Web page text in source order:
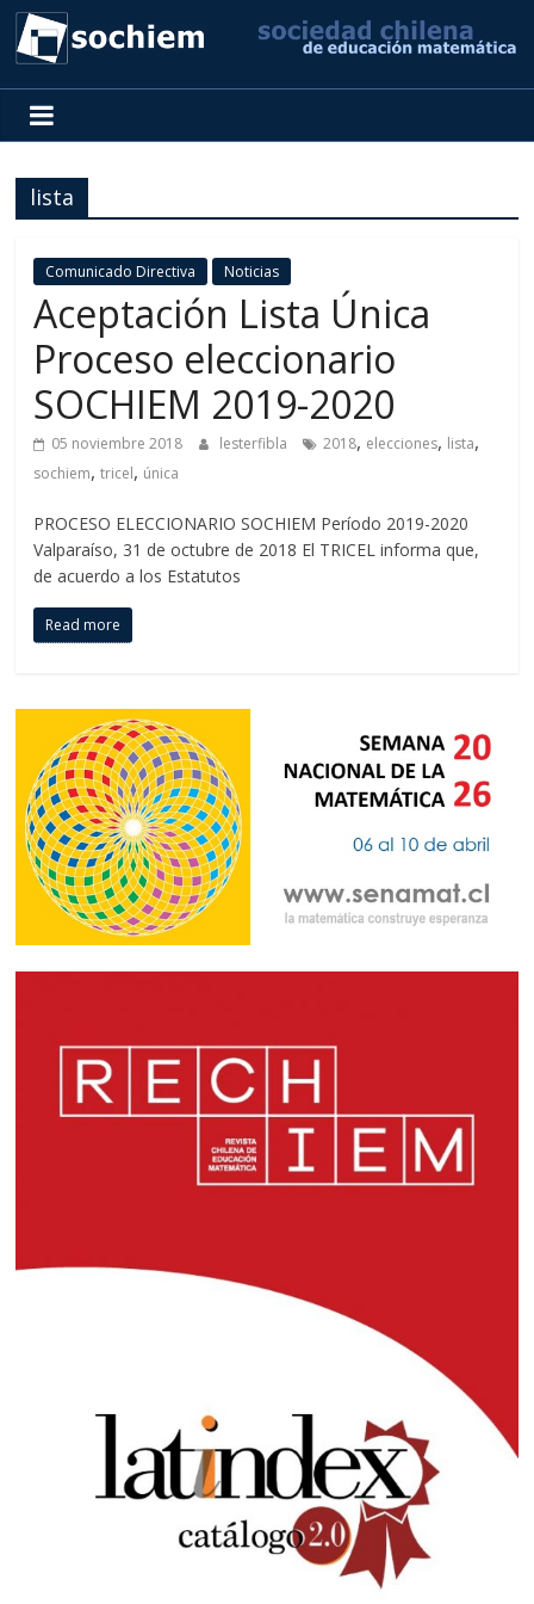
SOCHIEM
Sociedad
Chilena
de
Matemática
lista
Comunicado Directiva Noticias
Aceptación Lista Única
Proceso eleccionario
SOCHIEM 2019-2020
05 noviembre 2018 lesterfibla 2018, elecciones, lista,
sochiem,tricel, única
PROCESO ELECCIONARIO SOCHIEM Período 2019-2020
Valparaíso, 31 de octubre de 2018 El TRICEL informa que,
de acuerdo a los Estatutos
Read more